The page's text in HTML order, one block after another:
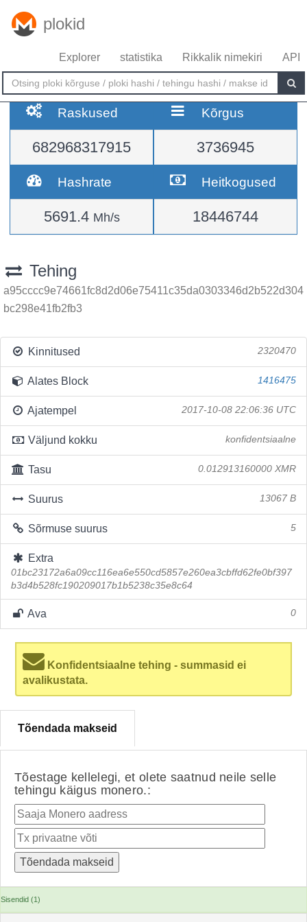
plokid
Explorer statistika Rikkalik nimekiri API
Raskused
682968317915
Kõrgus
3736945
Hashrate
5691.4 Mh/s
Heitkogused
18446744
Tehing
a95cccc9e74661fc8d2d06e75411c35da0303346d2b522d304
bc298e41fb2fb3
Kinnitused 2320470
Alates Block 1416475
Ajatempel 2017-10-08 22:06:36 UTC
Väljund kokku konfidentsiaalne
Tasu 0.012913160000 XMR
Suurus 13067 B
Sõrmuse suurus 5
Extra
01bc23172a6a09cc116ea6e550cd5857e260ea3cbffd62fe0bf397
b3d4b528fc190209017b1b5238c35e8c64
Ava 0
Konfidentsiaalne tehing - summasid ei
avalikustata.
Tõendada makseid
Tõestage kellelegi, et olete saatnud neile selle
tehingu käigus monero.:
Sisendid (1)